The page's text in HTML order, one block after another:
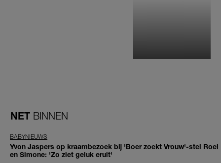
NET BINNEN
BABYNIEUWS
Yvon Jaspers op kraambezoek bij 'Boer zoekt Vrouw'-stel Roel
en Simone: 'Zo ziet geluk eruit'